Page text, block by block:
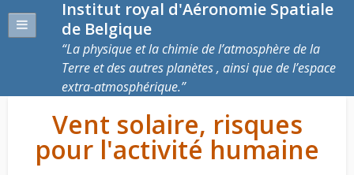
Institut royal d'Aéronomie Spatiale
de Belgique
La physique et la chimie de l’atmosphère de la
Terre et des autres planètes , ainsi que de l’espace
extra-atmosphérique.
Vent solaire, risques
pour l'activité humaine